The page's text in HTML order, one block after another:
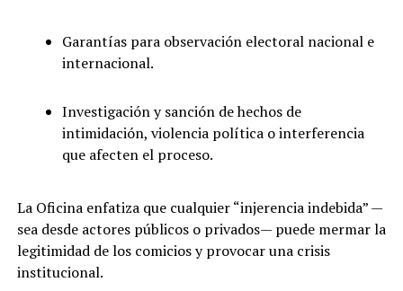
Garantías para observación electoral nacional e
internacional.
Investigación y sanción de hechos de
intimidación, violencia política o interferencia
que afecten el proceso.
La Oficina enfatiza que cualquier “injerencia indebida” —
sea desde actores públicos o privados— puede mermar la
legitimidad de los comicios y provocar una crisis
institucional.